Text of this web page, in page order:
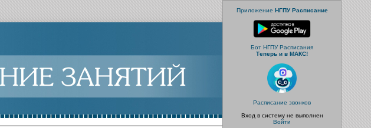
Приложение НГПУ Расписание
Бот НГПУ Расписания
Теперь и в МАКС!
Расписание звонков
Вход в систему не выполнен
Войти